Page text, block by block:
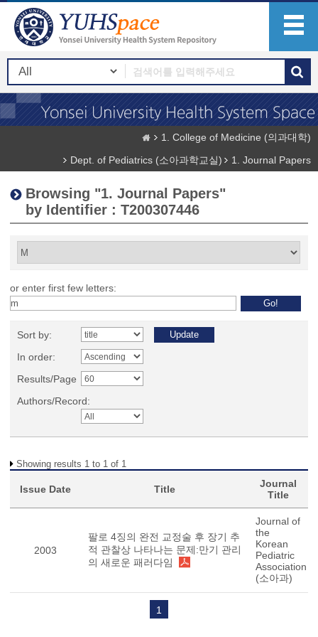
1. College of Medicine (의과대학)
Dept. of Pediatrics (소아과학교실)
1. Journal Papers
Browsing "1. Journal Papers"
by Identifier : T200307446
or enter first few letters:
Sort by:
In order:
Results/Page
Authors/Record:
Showing results 1 to 1 of 1
Issue Date Title
Journal
Title
2003
팔로 4징의 완전 교정술 후 장기 추
적 관찰상 나타나는 문제:만기 관리
의 새로운 패러다임
Journal of
the
Korean
Pediatric
Association
(소아과)
1